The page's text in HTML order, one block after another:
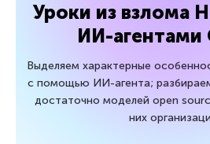
Уроки из взлома
ИИ-агентами
Выделяем характерные
с помощью ИИ-агента;
достаточно моделей open
них